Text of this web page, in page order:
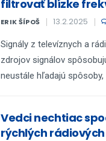
filtrovať blízke
ERIK ŠÍPOŠ 13.2.2025
Signály z televíznych a
zdrojov signálov
neustále hľadajú
Vedci nechtiac
rýchlých